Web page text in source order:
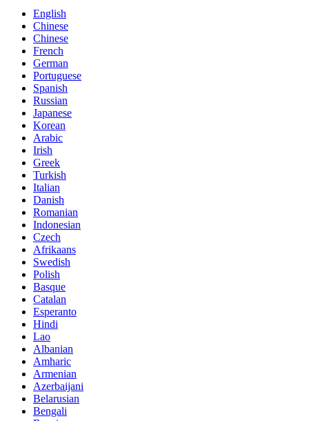
English
Chinese
Chinese
French
German
Portuguese
Spanish
Russian
Japanese
Korean
Arabic
Irish
Greek
Turkish
Italian
Danish
Romanian
Indonesian
Czech
Afrikaans
Swedish
Polish
Basque
Catalan
Esperanto
Hindi
Lao
Albanian
Amharic
Armenian
Azerbaijani
Belarusian
Bengali